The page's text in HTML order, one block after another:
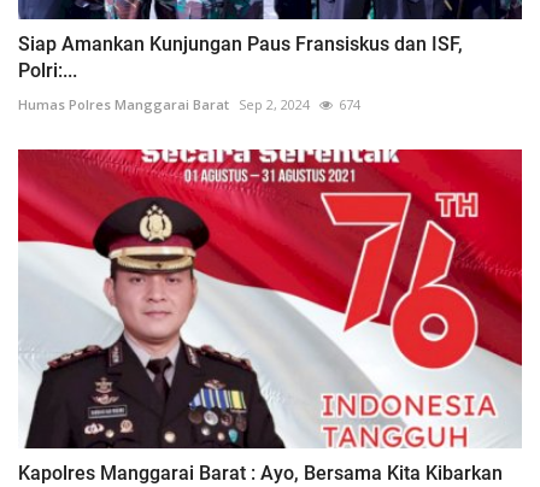
Siap Amankan Kunjungan Paus Fransiskus dan ISF,
Polri:...
Humas Polres Manggarai Barat Sep 2, 2024 674
Kapolres Manggarai Barat : Ayo, Bersama Kita Kibarkan